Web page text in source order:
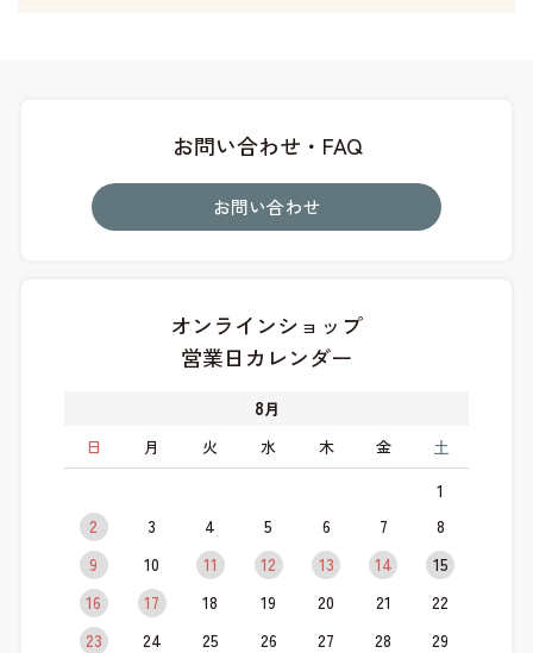
お問い合わせ・FAQ
お問い合わせ
オンラインショップ
営業日カレンダー
8月
日
月 火 水 木 金 土
1
2
3 4 5 6 7
8
9
10 11 12 13 14
15
16
17 18 19 20 21
22
23
24 25 26 27 28
29